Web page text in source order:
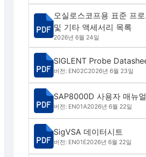
오실로스코프용 표준 프로
및 기타 액세서리 목록
2026년 6월 24일
SIGLENT Probe
버전: EN02C2026년 6월 23일
SAP8000D 사용자 매뉴얼
버전: EN01A2026년 6월 22일
SigVSA 데이터시트
버전: EN01E2026년 6월 22일